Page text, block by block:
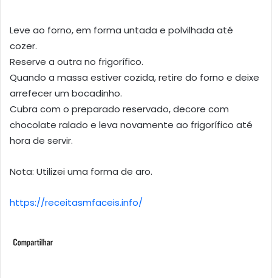
Leve ao forno, em forma untada e polvilhada até
cozer.
Reserve a outra no frigorífico.
Quando a massa estiver cozida, retire do forno e deixe
arrefecer um bocadinho.
Cubra com o preparado reservado, decore com
chocolate ralado e leva novamente ao frigorífico até
hora de servir.
Nota: Utilizei uma forma de aro.
https://receitasmfaceis.info/